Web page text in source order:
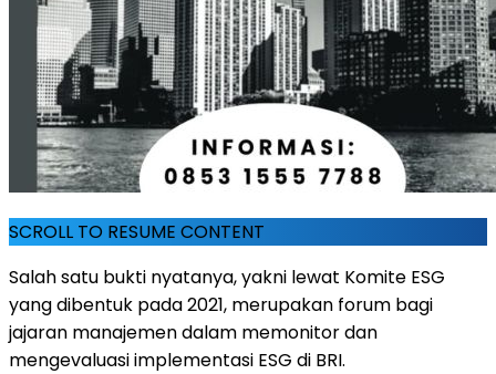
SCROLL TO RESUME CONTENT
Salah satu bukti nyatanya, yakni lewat Komite ESG
yang dibentuk pada 2021, merupakan forum bagi
jajaran manajemen dalam memonitor dan
mengevaluasi implementasi ESG di BRI.